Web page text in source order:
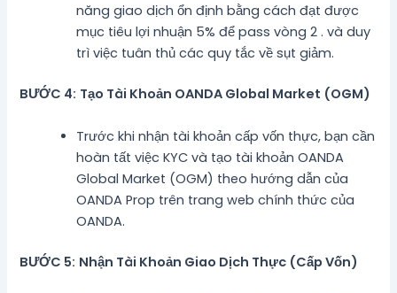
năng giao dịch ổn định bằng cách đạt được
mục tiêu lợi nhuận 5% để pass vòng 2 . và duy
trì việc tuân thủ các quy tắc về sụt giảm.
BƯỚC 4: Tạo Tài Khoản OANDA Global Market (OGM)
Trước khi nhận tài khoản cấp vốn thực, bạn cần
hoàn tất việc KYC và tạo tài khoản OANDA
Global Market (OGM) theo hướng dẫn của
OANDA Prop trên trang web chính thức của
OANDA.
BƯỚC 5: Nhận Tài Khoản Giao Dịch Thực (Cấp Vốn)